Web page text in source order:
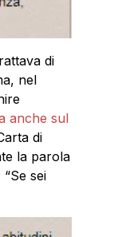
di
nel
anche sul
di
la parola
sei